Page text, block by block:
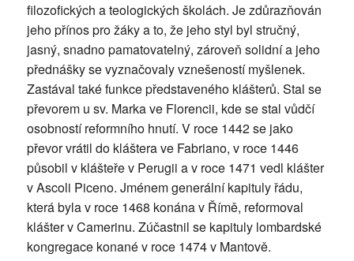
filozofických a teologických školách. Je zdůrazňován
jeho přínos pro žáky a to, že jeho styl byl stručný,
jasný, snadno pamatovatelný, zároveň solidní a jeho
přednášky se vyznačovaly vznešeností myšlenek.
Zastával také funkce představeného klášterů. Stal se
převorem u sv. Marka ve Florencii, kde se stal vůdčí
osobností reformního hnutí. V roce 1442 se jako
převor vrátil do kláštera ve Fabriano, v roce 1446
působil v klášteře v Perugii a v roce 1471 vedl klášter
v Ascoli Piceno. Jménem generální kapituly řádu,
která byla v roce 1468 konána v Římě, reformoval
klášter v Camerinu. Zúčastnil se kapituly lombardské
kongregace konané v roce 1474 v Mantově.